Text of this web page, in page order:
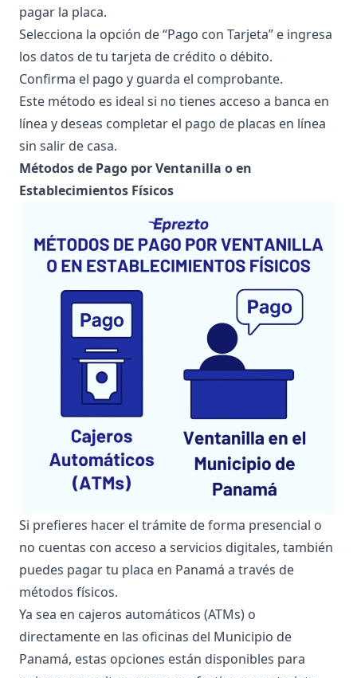
pagar la placa.
Selecciona la opción de “Pago con Tarjeta” e ingresa
los datos de tu tarjeta de crédito o débito.
Confirma el pago y guarda el comprobante.
Este método es ideal si no tienes acceso a banca en
línea y deseas completar el pago de placas en línea
sin salir de casa.
Métodos de Pago por Ventanilla o en
Establecimientos Físicos
Si prefieres hacer el trámite de forma presencial o
no cuentas con acceso a servicios digitales, también
puedes pagar tu placa en Panamá a través de
métodos físicos.
Ya sea en cajeros automáticos (ATMs) o
directamente en las oficinas del Municipio de
Panamá, estas opciones están disponibles para